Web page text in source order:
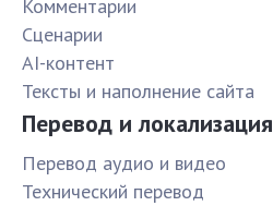
Комментарии
Сценарии
AI-контент
Тексты и наполнение сайта
Перевод и локализация
Перевод аудио и видео
Технический перевод